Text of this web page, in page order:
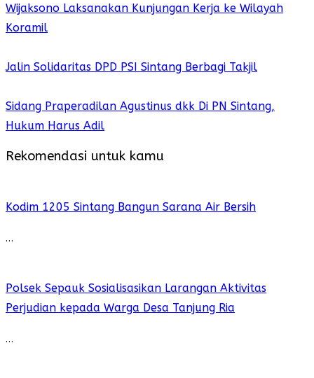
Wijaksono Laksanakan Kunjungan Kerja ke Wilayah
Koramil
Jalin Solidaritas DPD PSI Sintang Berbagi Takjil
Sidang Praperadilan Agustinus dkk Di PN Sintang,
Hukum Harus Adil
Rekomendasi untuk kamu
Kodim 1205 Sintang Bangun Sarana Air Bersih
…
Polsek Sepauk Sosialisasikan Larangan Aktivitas
Perjudian kepada Warga Desa Tanjung Ria
…